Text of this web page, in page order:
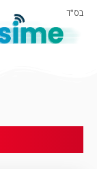
בס"ד